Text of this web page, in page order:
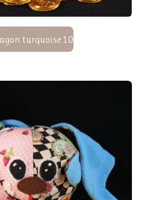
turquoise 10